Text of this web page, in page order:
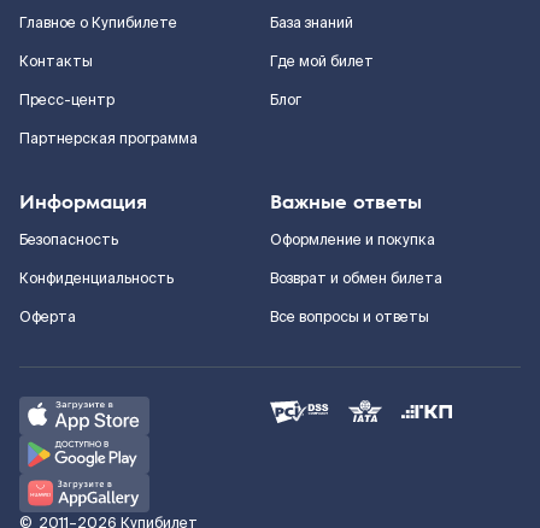
Главное о Купибилете
Контакты
Пресс-центр
Партнерская программа
База знаний
Где мой билет
Блог
Информация
Безопасность
Конфиденциальность
Оферта
Важные ответы
Оформление и покупка
Возврат и обмен билета
Все вопросы и ответы
© 2011–2026 Купибилет